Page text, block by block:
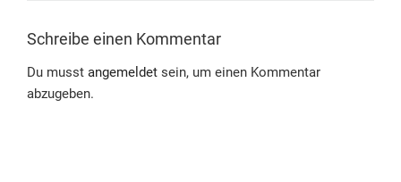
Schreibe einen Kommentar
Du musst angemeldet sein, um einen Kommentar
abzugeben.